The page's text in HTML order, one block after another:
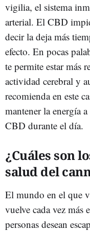
vigilia, el sistema
arterial. El CBD
decir la deja más
efecto. En pocas
te permite estar más
actividad cerebral y
recomienda en este
mantener la energía
CBD durante el día.
¿Cuáles son
salud del
El mundo en el que
vuelve cada vez más
personas desean